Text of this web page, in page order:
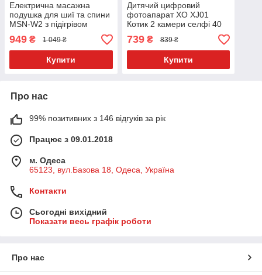
Електрична масажна
подушка для шиї та спини
MSN-W2 з підігрівом
домашній SPA
949 ₴ 1 049 ₴
Купити
Дитячий цифровий
фотоапарат XO XJ01
Котик 2 камери селфі 40
МР Рожевий
739₴ 839 ₴
Купити
Про нас
99% позитивних з 146 відгуків за рік
Працює з 09.01.2018
м. Одеса
65123, вул.Базова 18, Одеса, Україна
Контакти
Сьогодні вихідний
Показати весь графік роботи
Про нас